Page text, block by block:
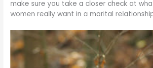
make sure you take a closer check at
women really want in a marital